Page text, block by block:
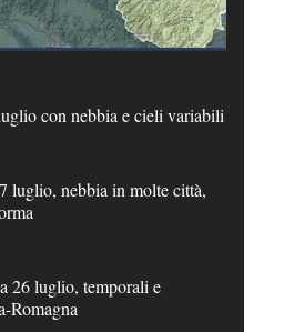
con nebbia e cieli variabili
luglio, nebbia in molte città,
26 luglio, temporali e
Romagna